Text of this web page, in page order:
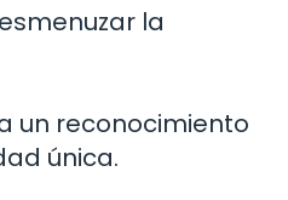
la
un reconocimiento
única.